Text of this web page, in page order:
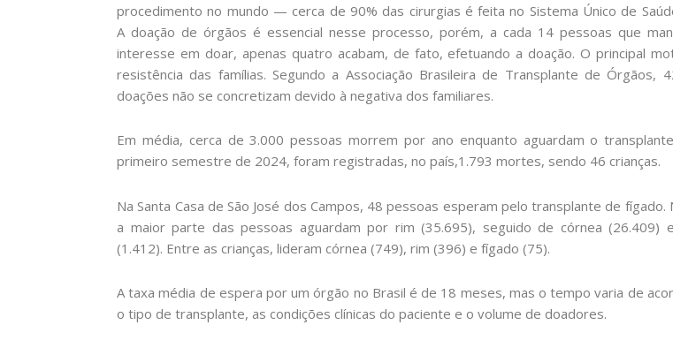
procedimento no mundo — cerca de 90% das cirurgias é feita no Sistema Único de
A doação de órgãos é essencial nesse processo, porém, a cada 14 pessoas que
interesse em doar, apenas quatro acabam, de fato, efetuando a doação. O principal
resistência das famílias. Segundo a Associação Brasileira de Transplante de Órgãos,
doações não se concretizam devido à negativa dos familiares.
Em média, cerca de 3.000 pessoas morrem por ano enquanto aguardam o
primeiro semestre de 2024, foram registradas, no país,1.793 mortes, sendo 46 crianças.
Na Santa Casa de São José dos Campos, 48 pessoas esperam pelo transplante de fígado.
a maior parte das pessoas aguardam por rim (35.695), seguido de córnea (26.409)
(1.412). Entre as crianças, lideram córnea (749), rim (396) e fígado (75).
A taxa média de espera por um órgão no Brasil é de 18 meses, mas o tempo varia de
o tipo de transplante, as condições clínicas do paciente e o volume de doadores.